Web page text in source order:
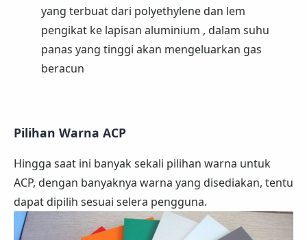
yang terbuat dari polyethylene dan lem
pengikat ke lapisan aluminium , dalam suhu
panas yang tinggi akan mengeluarkan gas
beracun
Pilihan Warna ACP
Hingga saat ini banyak sekali pilihan warna untuk
ACP, dengan banyaknya warna yang disediakan, tentu
dapat dipilih sesuai selera pengguna.